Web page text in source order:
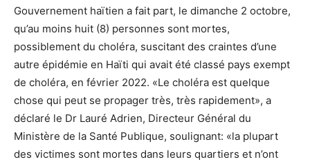
Gouvernement haïtien a fait part, le dimanche 2 octobre,
qu’au moins huit (8) personnes sont mortes,
possiblement du choléra, suscitant des craintes d’une
autre épidémie en Haïti qui avait été classé pays exempt
de choléra, en février 2022. «Le choléra est quelque
chose qui peut se propager très, très rapidement», a
déclaré le Dr Lauré Adrien, Directeur Général du
Ministère de la Santé Publique, soulignant: «la plupart
des victimes sont mortes dans leurs quartiers et n’ont